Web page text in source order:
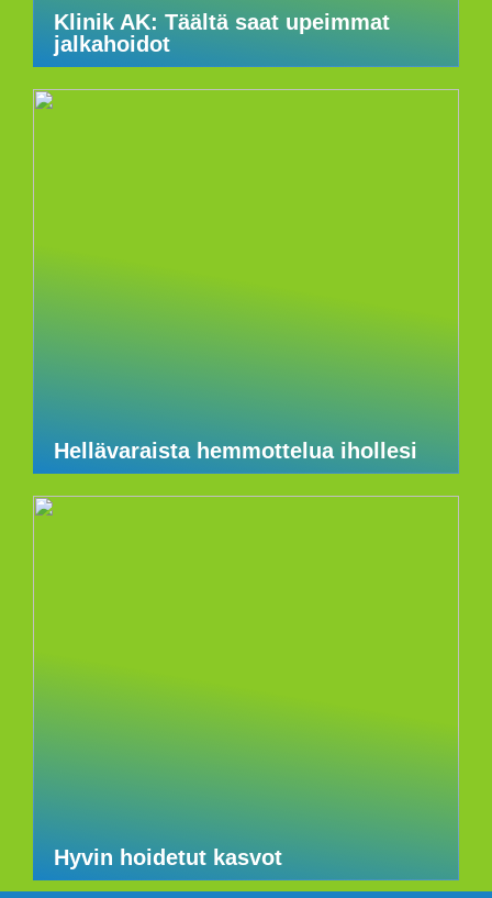
Klinik AK: Täältä saat upeimmat
jalkahoidot
Hellävaraista hemmottelua ihollesi
Hyvin hoidetut kasvot